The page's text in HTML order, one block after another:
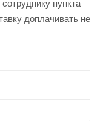
пункта
доплачивать не